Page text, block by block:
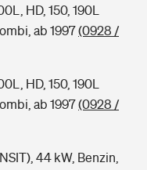
HD, 150, 190L
ab 1997(0928 /
HD, 150, 190L
ab 1997(0928 /
44 kW, Benzin,